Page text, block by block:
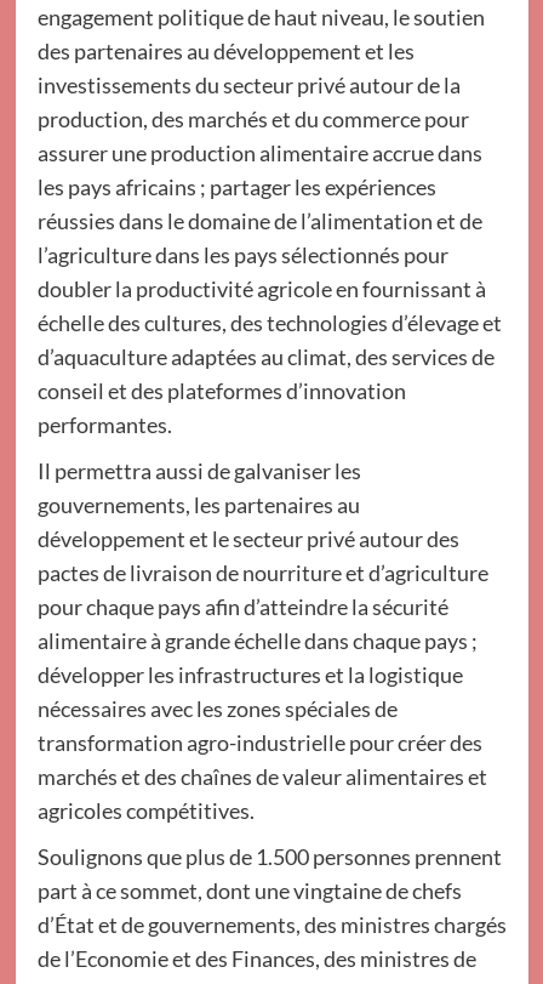
engagement politique de haut niveau, le soutien
des partenaires au développement et les
investissements du secteur privé autour de la
production, des marchés et du commerce pour
assurer une production alimentaire accrue dans
les pays africains ; partager les expériences
réussies dans le domaine de l’alimentation et de
l’agriculture dans les pays sélectionnés pour
doubler la productivité agricole en fournissant à
échelle des cultures, des technologies d’élevage et
d’aquaculture adaptées au climat, des services de
conseil et des plateformes d’innovation
performantes.
Il permettra aussi de galvaniser les
gouvernements, les partenaires au
développement et le secteur privé autour des
pactes de livraison de nourriture et d’agriculture
pour chaque pays afin d’atteindre la sécurité
alimentaire à grande échelle dans chaque pays ;
développer les infrastructures et la logistique
nécessaires avec les zones spéciales de
transformation agro-industrielle pour créer des
marchés et des chaînes de valeur alimentaires et
agricoles compétitives.
Soulignons que plus de 1.500 personnes prennent
part à ce sommet, dont une vingtaine de chefs
d’État et de gouvernements, des ministres chargés
de l’Economie et des Finances, des ministres de